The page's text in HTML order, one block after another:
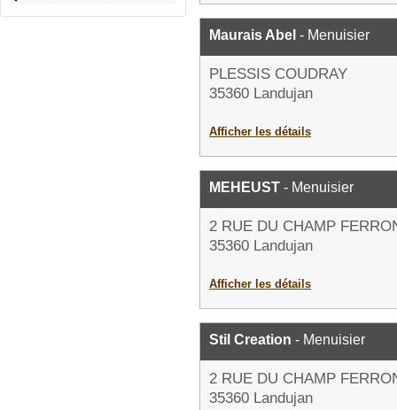
Maurais Abel - Menuisier
PLESSIS COUDRAY
35360 Landujan
Afficher les détails
MEHEUST - Menuisier
2 RUE DU CHAMP
35360 Landujan
Afficher les détails
Stil Creation - Menuisier
2 RUE DU CHAMP
35360 Landujan